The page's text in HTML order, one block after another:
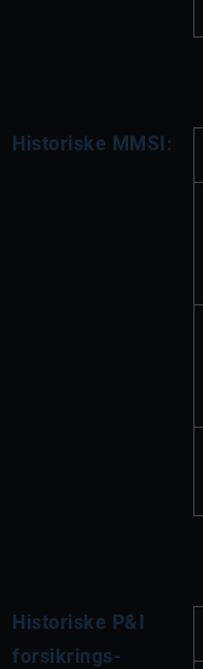
Historiske MMSI:
Historiske P&I
forsikrings-